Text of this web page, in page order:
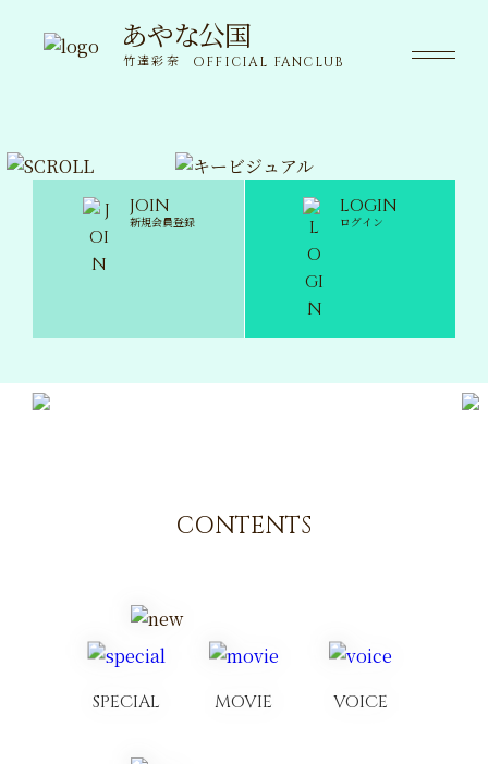
あやな公国
竹達彩奈 OFFICIAL FANCLUB
あやな公国
竹達彩奈 OFFICIAL FANCLUB
NEWS
SPECIAL
VOICE
TICKET チケット
JOIN
新規会員登録
LOGIN
ログイン
CONTENTS
SPECIAL MOVIE VOICE